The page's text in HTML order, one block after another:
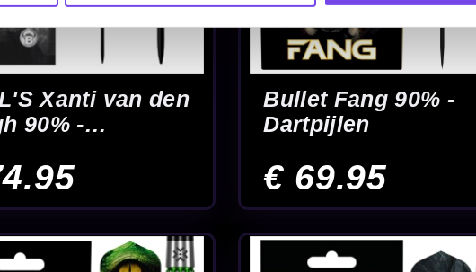
Bulls Dirk Van
Duijvenbode 90% -
Dartpijlen
€ 81.95
Bulls Kim Huybrechts
90% Black Titanium
22-23-24 Gram -
Dartpijlen
€ 85.95